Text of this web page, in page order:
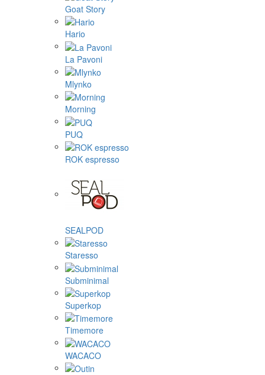
Goat Story
Hario
La Pavoni
Mlynko
Morning
PUQ
ROK espresso
SEALPOD
Staresso
Subminimal
Superkop
Timemore
WACACO